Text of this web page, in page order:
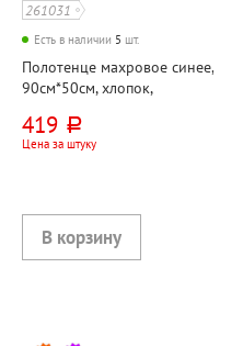
261031
Есть в наличии 5 шт.
Полотенце махровое синее,
90см*50см, хлопок,
419 руб.
Цена за штуку